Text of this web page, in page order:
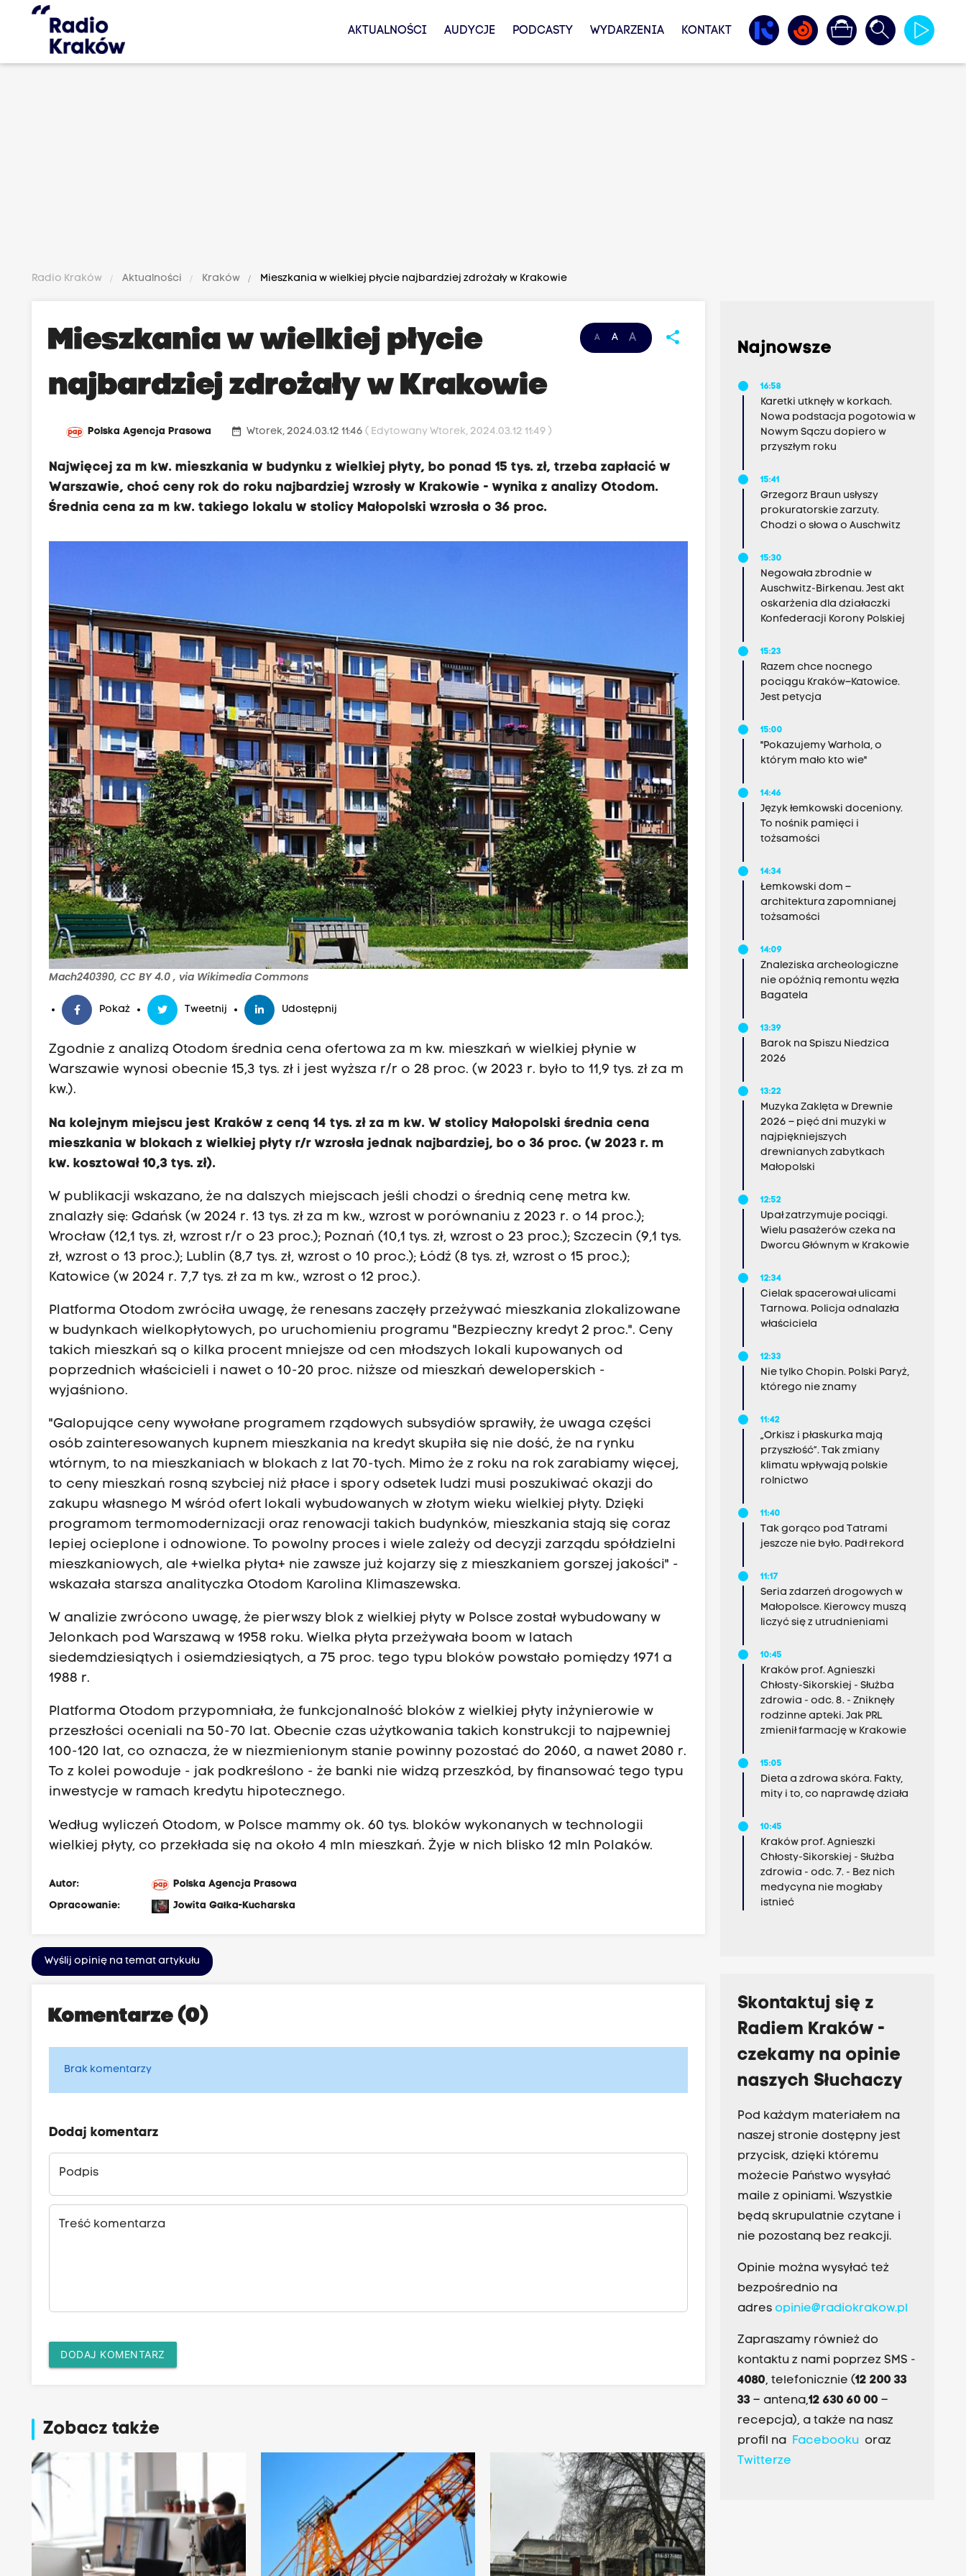
AKTUALNOŚCI AUDYCJE PODCASTY WYDARZENIA KONTAKT
Radio Kraków Aktualności Kraków Mieszkania w wielkiej płycie najbardziej zdrożały w Krakowie
A A A share
Mieszkania w wielkiej płycie
najbardziej zdrożały w Krakowie
Polska Agencja Prasowa date_range Wtorek, 2024.03.12 11:46( Edytowany Wtorek, 2024.03.12 11:49 )
Najwięcej za m kw. mieszkania w budynku z wielkiej płyty, bo ponad 15 tys. zł, trzeba zapłacić w
Warszawie, choć ceny rok do roku najbardziej wzrosły w Krakowie - wynika z analizy Otodom.
Średnia cena za m kw. takiego lokalu w stolicy Małopolski wzrosła o 36 proc.
Mach240390, CC BY 4.0, via Wikimedia Commons
Pokaż Tweetnij Udostępnij
Zgodnie z analizą Otodom średnia cena ofertowa za m kw. mieszkań w wielkiej płynie w
Warszawie wynosi obecnie 15,3 tys. zł i jest wyższa r/r o 28 proc. (w 2023 r. było to 11,9 tys. zł za m
kw.).
Na kolejnym miejscu jest Kraków z ceną 14 tys. zł za m kw. W stolicy Małopolski średnia cena
mieszkania w blokach z wielkiej płyty r/r wzrosła jednak najbardziej, bo o 36 proc. (w 2023 r. m
kw. kosztował 10,3 tys. zł).
W publikacji wskazano, że na dalszych miejscach jeśli chodzi o średnią cenę metra kw.
znalazły się: Gdańsk (w 2024 r. 13 tys. zł za m kw., wzrost w porównaniu z 2023 r. o 14 proc.);
Wrocław (12,1 tys. zł, wzrost r/r o 23 proc.); Poznań (10,1 tys. zł, wzrost o 23 proc.); Szczecin (9,1 tys.
zł, wzrost o 13 proc.); Lublin (8,7 tys. zł, wzrost o 10 proc.); Łódź (8 tys. zł, wzrost o 15 proc.);
Katowice (w 2024 r. 7,7 tys. zł za m kw., wzrost o 12 proc.).
Platforma Otodom zwróciła uwagę, że renesans zaczęły przeżywać mieszkania zlokalizowane
w budynkach wielkopłytowych, po uruchomieniu programu "Bezpieczny kredyt 2 proc.". Ceny
takich mieszkań są o kilka procent mniejsze od cen młodszych lokali kupowanych od
poprzednich właścicieli i nawet o 10-20 proc. niższe od mieszkań deweloperskich -
wyjaśniono.
"Galopujące ceny wywołane programem rządowych subsydiów sprawiły, że uwaga części
osób zainteresowanych kupnem mieszkania na kredyt skupiła się nie dość, że na rynku
wtórnym, to na mieszkaniach w blokach z lat 70-tych. Mimo że z roku na rok zarabiamy więcej,
to ceny mieszkań rosną szybciej niż płace i spory odsetek ludzi musi poszukiwać okazji do
zakupu własnego M wśród ofert lokali wybudowanych w złotym wieku wielkiej płyty. Dzięki
programom termomodernizacji oraz renowacji takich budynków, mieszkania stają się coraz
lepiej ocieplone i odnowione. To powolny proces i wiele zależy od decyzji zarządu spółdzielni
mieszkaniowych, ale +wielka płyta+ nie zawsze już kojarzy się z mieszkaniem gorszej jakości" -
wskazała starsza analityczka Otodom Karolina Klimaszewska.
W analizie zwrócono uwagę, że pierwszy blok z wielkiej płyty w Polsce został wybudowany w
Jelonkach pod Warszawą w 1958 roku. Wielka płyta przeżywała boom w latach
siedemdziesiątych i osiemdziesiątych, a 75 proc. tego typu bloków powstało pomiędzy 1971 a
1988 r.
Platforma Otodom przypomniała, że funkcjonalność bloków z wielkiej płyty inżynierowie w
przeszłości oceniali na 50-70 lat. Obecnie czas użytkowania takich konstrukcji to najpewniej
100-120 lat, co oznacza, że w niezmienionym stanie powinny pozostać do 2060, a nawet 2080 r.
To z kolei powoduje - jak podkreślono - że banki nie widzą przeszkód, by finansować tego typu
inwestycje w ramach kredytu hipotecznego.
Według wyliczeń Otodom, w Polsce mammy ok. 60 tys. bloków wykonanych w technologii
wielkiej płyty, co przekłada się na około 4 mln mieszkań. Żyje w nich blisko 12 mln Polaków.
Autor:
Polska Agencja Prasowa
Opracowanie:
Jowita Gałka-Kucharska
Wyślij opinię na temat artykułu
Komentarze (0)
Brak komentarzy
Dodaj komentarz
Podpis
Treść komentarza
DODAJ KOMENTARZ
Zobacz także
Najnowsze
16:58
Karetki utknęły w korkach.
Nowa podstacja pogotowia w
Nowym Sączu dopiero w
przyszłym roku
15:41
Grzegorz Braun usłyszy
prokuratorskie zarzuty.
Chodzi o słowa o Auschwitz
15:30
Negowała zbrodnie w
Auschwitz-Birkenau. Jest akt
oskarżenia dla działaczki
Konfederacji Korony Polskiej
15:23
Razem chce nocnego
pociągu Kraków–Katowice.
Jest petycja
15:00
"Pokazujemy Warhola, o
którym mało kto wie"
14:46
Język łemkowski doceniony.
To nośnik pamięci i
tożsamości
14:34
Łemkowski dom –
architektura zapomnianej
tożsamości
14:09
Znaleziska archeologiczne
nie opóźnią remontu węzła
Bagatela
13:39
Barok na Spiszu Niedzica
2026
13:22
Muzyka Zaklęta w Drewnie
2026 – pięć dni muzyki w
najpiękniejszych
drewnianych zabytkach
Małopolski
12:52
Upał zatrzymuje pociągi.
Wielu pasażerów czeka na
Dworcu Głównym w Krakowie
12:34
Cielak spacerował ulicami
Tarnowa. Policja odnalazła
właściciela
12:33
Nie tylko Chopin. Polski Paryż,
którego nie znamy
11:42
„Orkisz i płaskurka mają
przyszłość”. Tak zmiany
klimatu wpływają polskie
rolnictwo
11:40
Tak gorąco pod Tatrami
jeszcze nie było. Padł rekord
11:17
Seria zdarzeń drogowych w
Małopolsce. Kierowcy muszą
liczyć się z utrudnieniami
10:45
Kraków prof. Agnieszki
Chłosty-Sikorskiej - Służba
zdrowia - odc. 8. - Zniknęły
rodzinne apteki. Jak PRL
zmienił farmację w Krakowie
15:05
Dieta a zdrowa skóra. Fakty,
mity i to, co naprawdę działa
10:45
Kraków prof. Agnieszki
Chłosty-Sikorskiej - Służba
zdrowia - odc. 7. - Bez nich
medycyna nie mogłaby
istnieć
Skontaktuj się z
Radiem Kraków -
czekamy na opinie
naszych Słuchaczy
Pod każdym materiałem na
naszej stronie dostępny jest
przycisk, dzięki któremu
możecie Państwo wysyłać
maile z opiniami. Wszystkie
będą skrupulatnie czytane i
nie pozostaną bez reakcji.
Opinie można wysyłać też
bezpośrednio na
adres opinie@radiokrakow.pl
Zapraszamy również do
kontaktu z nami poprzez SMS -
4080, telefonicznie (12 200 33
33– antena,12 630 60 00 –
recepcja), a także na nasz
profil na Facebookuoraz
Twitterze